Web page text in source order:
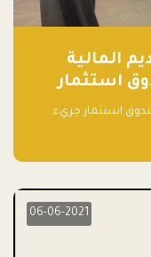
المالية
استثمار
استثمار جريء
06-06-2021